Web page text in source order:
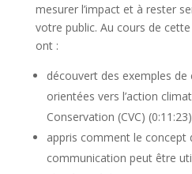
mesurer l’impact et à rester
votre public. Au cours de
ont :
découvert des exemples
orientées vers l’action
Conservation (CVC) (0:11:23)
appris comment le concept
communication peut être